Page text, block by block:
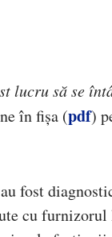
lucru să se
în fișa (pdf)
fost
cu furnizorul